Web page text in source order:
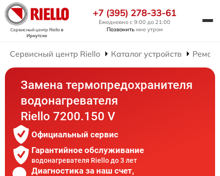
Сервисный центр Rielloв
Иркутске
+7 (395) 278-33-61
Ежедневно с 9:00 до 21:00
Позвонить мне утром
Сервисный центр Riello Каталог устройств
Замена термопредохранителя
водонагревателя
Riello 7200.150 V
Официальный сервис
Гарантийное обслуживание
водонагревателя Riello до 3 лет
Диагностика за наш счет,